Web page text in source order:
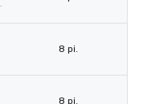
8 pi.
8 pi.